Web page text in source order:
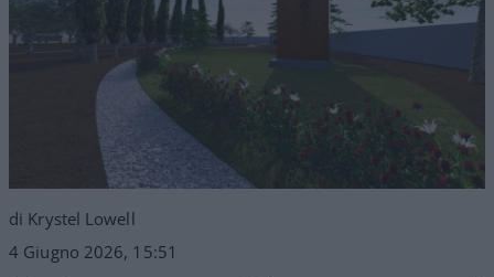
di Krystel Lowell
4 Giugno 2026, 15:51